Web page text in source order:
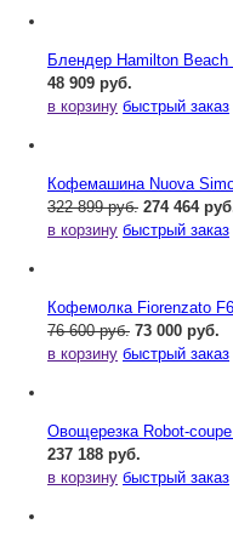
Блендер Hamilton Beach
48 909 руб.
в корзину быстрый заказ
Кофемашина Nuova
322 899 руб. 274 464
в корзину быстрый заказ
Кофемолка Fiorenzato
76 600 руб. 73 000 руб.
в корзину быстрый заказ
Овощерезка Robot-
237 188 руб.
в корзину быстрый заказ